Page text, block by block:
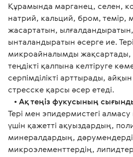
Құрамында марганец, селен,
натрий, кальций, бром, темір,
жасартатын, ылғалдандыратын,
ынталандыратын әсерге ие.
микроайналымды жақсартады,
теңдікті қалпына келтіруге
серпімділікті арттырады,
стресске қарсы әсер етеді.
• Ақ теңіз фукусының
Тері мен эпидермистегі
үшін қажетті ақуыздардың,
минералдардың,
микроэлементтердің,